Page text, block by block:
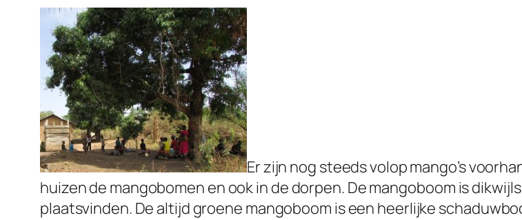
Er zijn nog steeds volop mango’s
huizen de mangobomen en ook in de dorpen. De mangoboom is
plaatsvinden. De altijd groene mangoboom is een heerlijke